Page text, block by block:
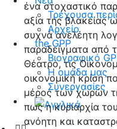
Τρέχουσα
Αρχείο
the GPP
Βιογραφικό
Η ομάδα μας
Συνεργασίες
ένα στοχαστικό
αξία της βλακείας
συχνά ανελέητη
παραδείγματα από
Θέατρο, τις
οικονομική κρίση
μέρος των χωρών
πως η κυριαρχία
ανόητη και